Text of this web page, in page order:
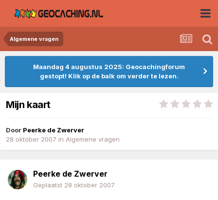
Algemene vragen
Maandag 4 augustus 2025: Geocachingforum
gestopt! Klik op de balk om verder te lezen.
Mijn kaart
Door Peerke de Zwerver
28 oktober 2007 in Algemene vragen
Peerke de Zwerver
Geplaatst 28 oktober 2007